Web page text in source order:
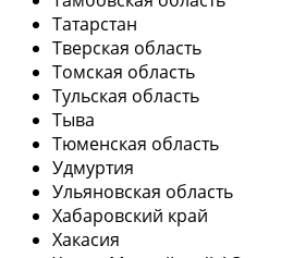
Татарстан
Тверская область
Томская область
Тульская область
Тыва
Тюменская область
Удмуртия
Ульяновская область
Хабаровский край
Хакасия